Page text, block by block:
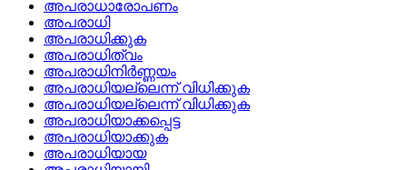
അപരാധാരോപണം
അപരാധി
അപരാധിക്കുക
അപരാധിത്വം
അപരാധിനിര്‍ണ്ണയം
അപരാധിയല്ലെന്ന്‌ വിധിക്കുക
അപരാധിയല്ലെന്ന് വിധിക്കുക
അപരാധിയാക്കപ്പെട്ട
അപരാധിയാക്കുക
അപരാധിയായ